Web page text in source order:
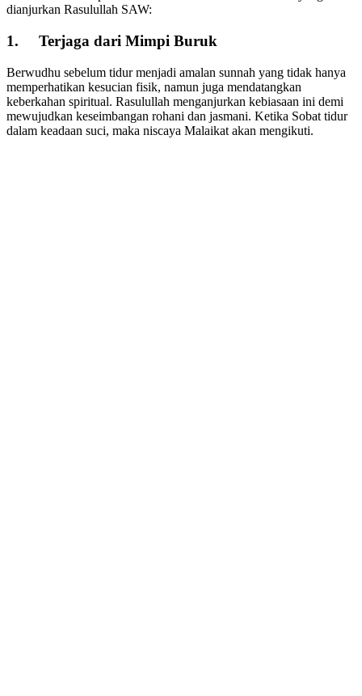
dianjurkan Rasulullah SAW:
1. Terjaga dari Mimpi Buruk
Berwudhu sebelum tidur menjadi amalan sunnah yang tidak hanya
memperhatikan kesucian fisik, namun juga mendatangkan
keberkahan spiritual. Rasulullah menganjurkan kebiasaan ini demi
mewujudkan keseimbangan rohani dan jasmani. Ketika Sobat tidur
dalam keadaan suci, maka niscaya Malaikat akan mengikuti.